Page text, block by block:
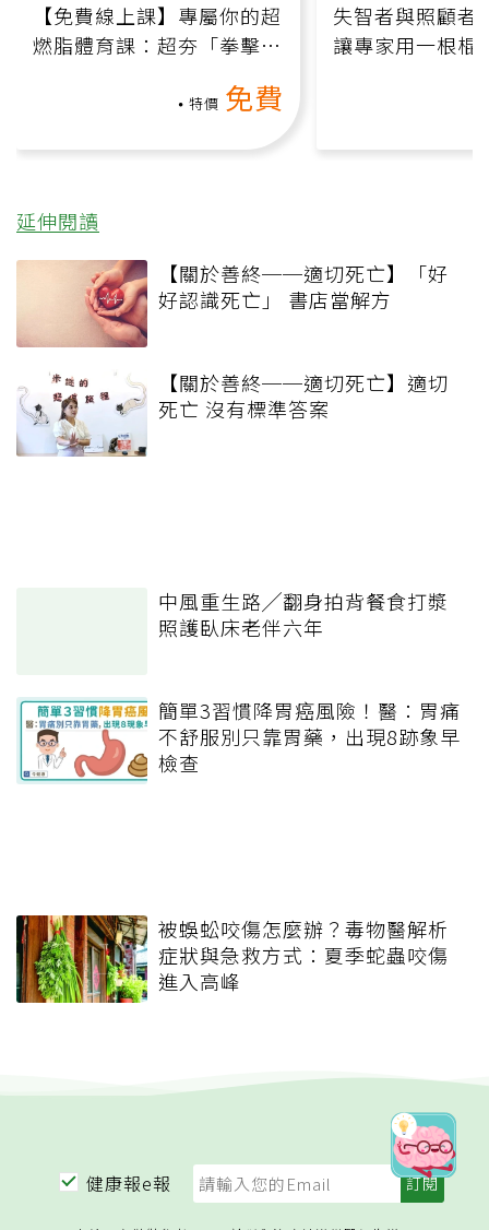
【免費線上課】專屬你的超
燃脂體育課：超夯「拳擊有
特價 免費
失智者與照顧者
讓專家用一根棍
延伸閱讀
【關於善終──適切死亡】「好
好認識死亡」 書店當解方
【關於善終──適切死亡】適切
死亡 沒有標準答案
中風重生路╱翻身拍背餐食打漿
照護臥床老伴六年
簡單3習慣降胃癌風險！醫：胃痛
不舒服別只靠胃藥，出現8跡象早
檢查
被蜈蚣咬傷怎麼辦？毒物醫解析
症狀與急救方式：夏季蛇蟲咬傷
進入高峰
健康報e報